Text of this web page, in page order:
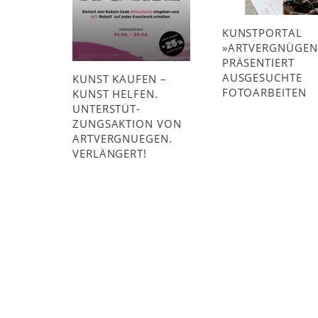
KUNST KAUFEN –
KUNST HELFEN.
UNTERSTÜT­
ZUNGSAKTION VON
ARTVERGNUEGEN.
VERLÄNGERT!
KUNSTPORTAL
PRÄSENTIERT
AUSGESUCHTE
FOTOARBEITEN